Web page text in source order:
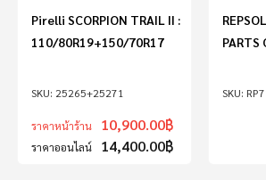
25265+25271
Pirelli SCORPION TRAIL II :
110/80R19+150/70R17
ราคาหน้าร้าน 10,900.00฿
ราคาออนไลน์ 14,400.00฿
PARTS